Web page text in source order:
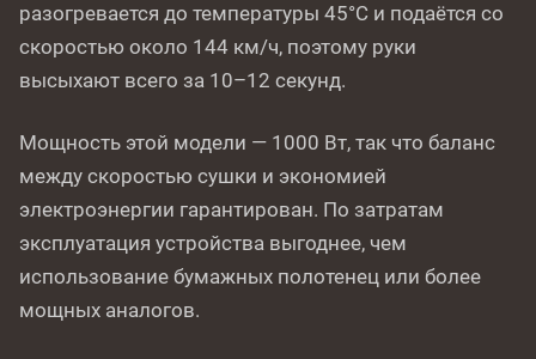
разогревается до температуры 45°C и подаётся со
скоростью около 144 км/ч, поэтому руки
высыхают всего за 10–12 секунд.
Мощность этой модели — 1000 Вт, так что баланс
между скоростью сушки и экономией
электроэнергии гарантирован. По затратам
эксплуатация устройства выгоднее, чем
использование бумажных полотенец или более
мощных аналогов.